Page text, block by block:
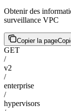
Obtenir des
surveillance VPC
Copier la page
GET
/
v2
/
enterprise
/
hypervisors